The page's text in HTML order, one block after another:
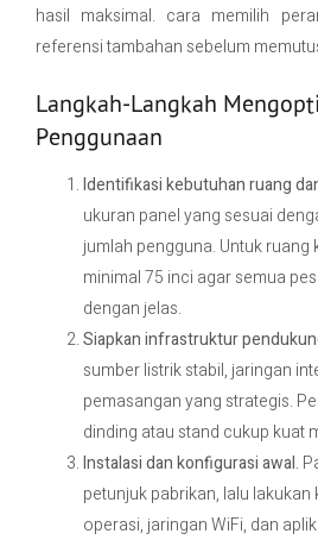
hasil maksimal. cara memilih
referensi tambahan sebelum
Langkah-Langkah
Penggunaan
Identifikasi kebutuhan ruang
ukuran panel yang sesuai
jumlah pengguna. Untuk ruang
minimal 75 inci agar semua
dengan jelas.
Siapkan infrastruktur
sumber listrik stabil, jaringan
pemasangan yang strategis.
dinding atau stand cukup kuat
Instalasi dan konfigurasi awal.
petunjuk pabrikan, lalu
operasi, jaringan WiFi, dan